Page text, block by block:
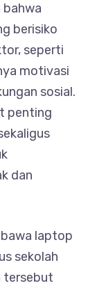
bahwa
berisiko
seperti
motivasi
sosial.
penting
dan
laptop
sekolah
tersebut